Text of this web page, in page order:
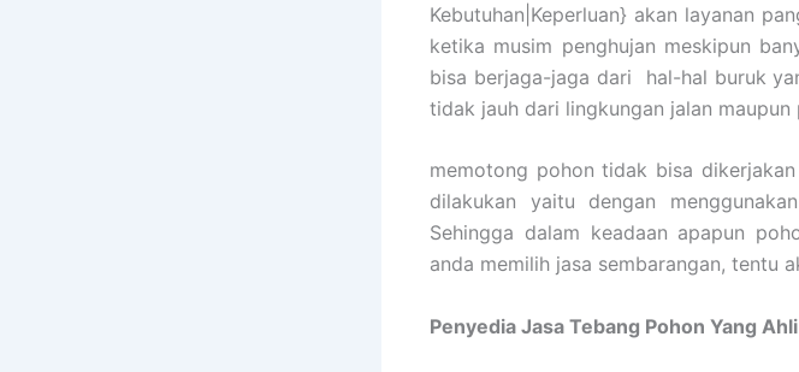
Kebutuhan|Keperluan} akan layanan
ketika musim penghujan meskipun
bisa berjaga-jaga dari hal-hal buruk
tidak jauh dari lingkungan jalan
memotong pohon tidak bisa
dilakukan yaitu dengan
Sehingga dalam keadaan apapun
anda memilih jasa sembarangan, tentu
Penyedia Jasa Tebang Pohon Yang Ahli